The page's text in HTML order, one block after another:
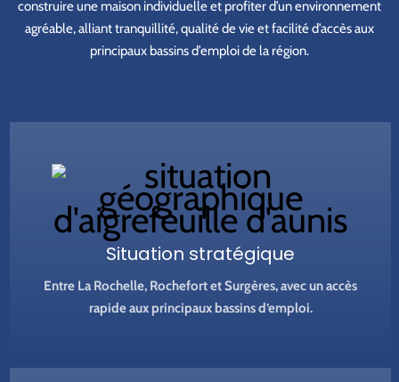
construire une maison individuelle et profiter d’un environnement
agréable, alliant tranquillité, qualité de vie et facilité d’accès aux
principaux bassins d’emploi de la région.
Situation stratégique
Entre La Rochelle, Rochefort et Surgères, avec un accès
rapide aux principaux bassins d’emploi.